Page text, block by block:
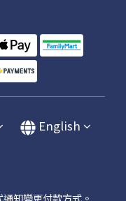
English
知變更付款方式。